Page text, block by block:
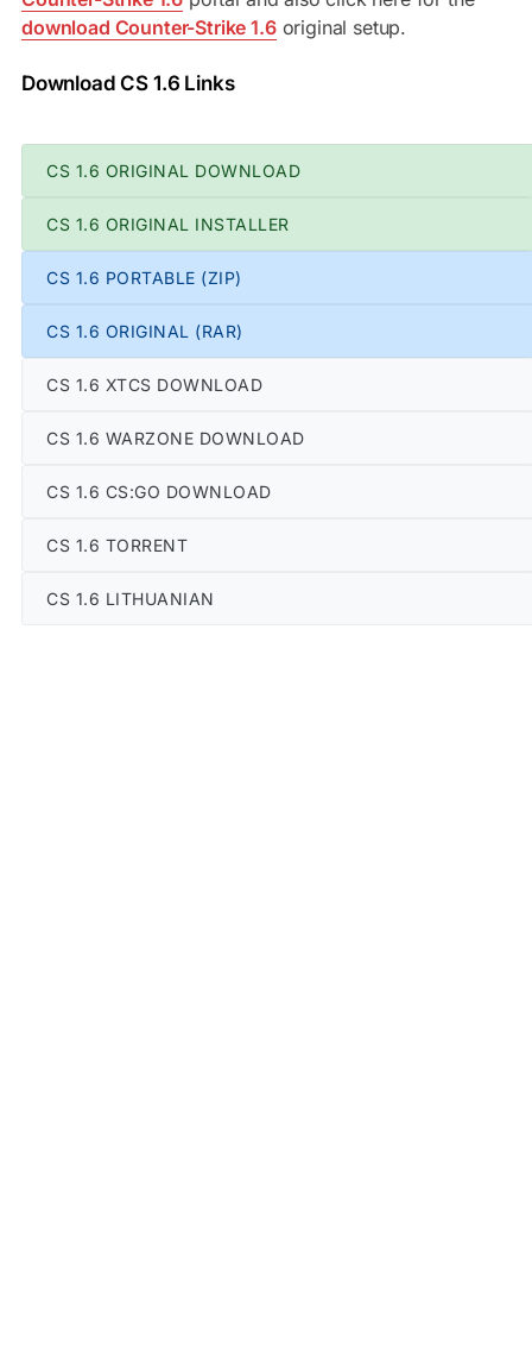
download Counter-Strike 1.6original setup.
Download CS 1.6 Links
CS 1.6 ORIGINAL DOWNLOAD
CS 1.6 ORIGINAL INSTALLER
CS 1.6 PORTABLE (ZIP)
CS 1.6 ORIGINAL (RAR)
CS 1.6 XTCS DOWNLOAD
CS 1.6 WARZONE DOWNLOAD
CS 1.6 CS:GO DOWNLOAD
CS 1.6 TORRENT
CS 1.6 LITHUANIAN